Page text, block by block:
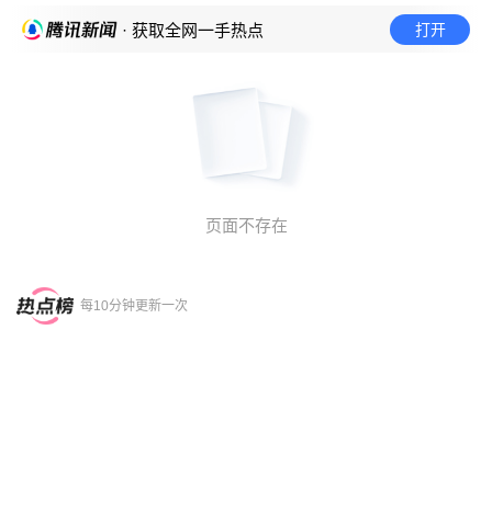
· 获取全网一手热点 打开
页面不存在
每10分钟更新一次